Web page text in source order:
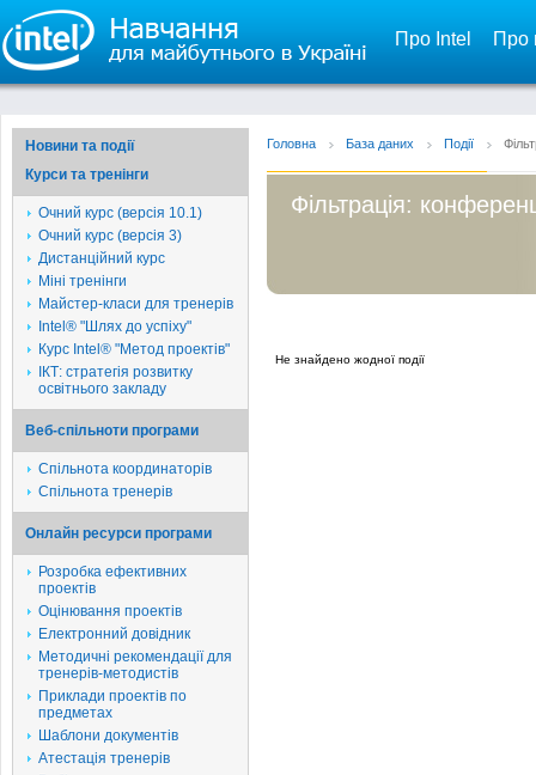
Про Intel Про
Новини та події
Курси та тренінги
Очний курс (версія 10.1)
Очний курс (версія 3)
Дистанційний курс
Міні тренінги
Майстер-класи для тренерів
Intel® "Шлях до успіху"
Курс Intel® "Метод проектів"
ІКТ: стратегія розвитку
освітнього закладу
Веб-спільноти програми
Спільнота координаторів
Спільнота тренерів
Онлайн ресурси програми
Розробка ефективних
проектів
Оцінювання проектів
Електронний довідник
Методичні рекомендації для
тренерів-методистів
Приклади проектів по
предметах
Шаблони документів
Атестація тренерів
Головна База даних Події
Фільтрація:
Не знайдено жодної події